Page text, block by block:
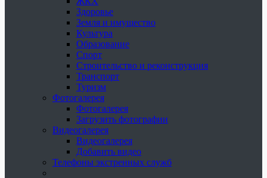
Здоровье
Земля и имущество
Культура
Образование
Спорт
Строительство и реконструкция
Транспорт
Туризм
Фотогалерея
Фотогалерея
Загрузить фотографии
Видеогалерея
Видеогалерея
Добавить видео
Телефоны экстренных служб